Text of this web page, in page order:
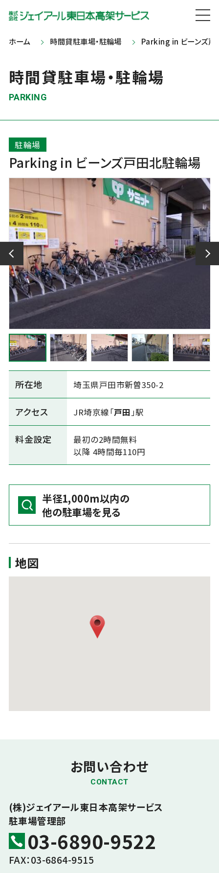
ホーム 時間貸駐車場・駐輪場 Parking in ビーンズ戸
時間貸駐車場・駐輪場
PARKING
駐輪場
Parking in ビーンズ戸田北駐輪場
所在地 埼玉県戸田市新曽350-2
アクセス JR埼京線「戸田」駅
料金設定
最初の2時間無料
以降 4時間毎110円
半径1,000m以内の
他の駐車場を見る
地図
お問い合わせ
CONTACT
(株)ジェイアール東日本高架サービス
駐車場管理部
03-6890-9522
FAX：03-6864-9515